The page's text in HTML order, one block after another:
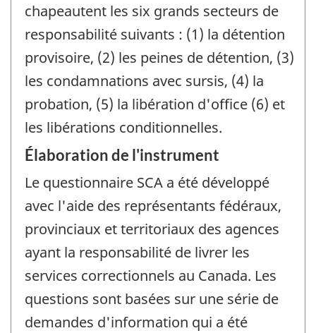
chapeautent les six grands secteurs de
responsabilité suivants : (1) la détention
provisoire, (2) les peines de détention, (3)
les condamnations avec sursis, (4) la
probation, (5) la libération d'office (6) et
les libérations conditionnelles.
Élaboration de l'instrument
Le questionnaire SCA a été développé
avec l'aide des représentants fédéraux,
provinciaux et territoriaux des agences
ayant la responsabilité de livrer les
services correctionnels au Canada. Les
questions sont basées sur une série de
demandes d'information qui a été